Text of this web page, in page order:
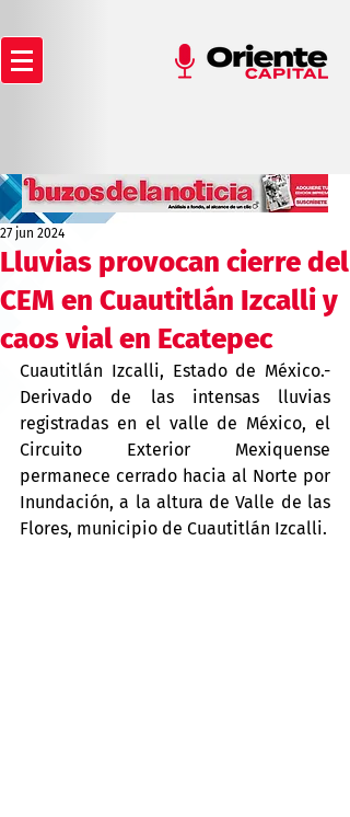
Lluvias provocan cierre del
CEM en Cuautitlán Izcalli y
caos vial en Ecatepec
27 jun 2024
Cuautitlán Izcalli, Estado de México.-
Derivado de las intensas lluvias
registradas en el valle de México, el
Circuito Exterior Mexiquense
permanece cerrado hacia al Norte por
Inundación, a la altura de Valle de las
Flores, municipio de Cuautitlán Izcalli.